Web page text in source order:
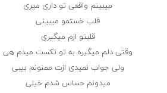
میبینم واقعی تو داری میری
قلب خستمو میبینی
قلبتو ازم میگیری
وقتی دلم میگیره به تو تکست میدم هی
ولی جواب نمیدی ازت ممنونم بیبی
میدونم حساس شدم خیلی